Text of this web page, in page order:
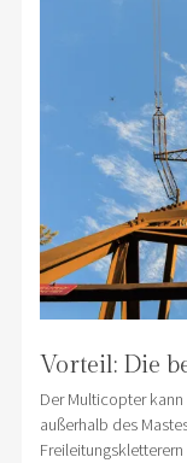
Vorteil: Die
Der Multicopter
außerhalb des